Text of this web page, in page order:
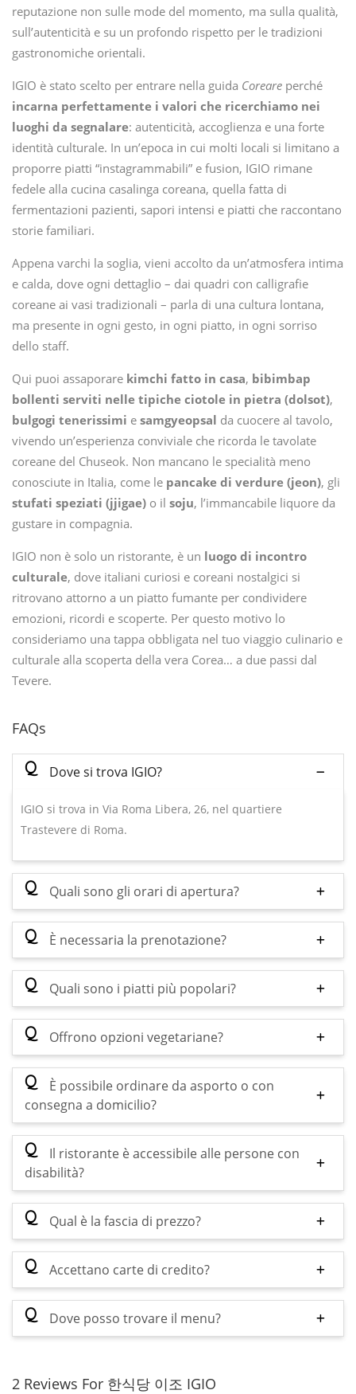
reputazione non sulle mode del momento, ma sulla qualità,
sull’autenticità e su un profondo rispetto per le tradizioni
gastronomiche orientali.
IGIO è stato scelto per entrare nella guida Coreare perché
incarna perfettamente i valori che ricerchiamo nei
luoghi da segnalare: autenticità, accoglienza e una forte
identità culturale. In un’epoca in cui molti locali si limitano a
proporre piatti “instagrammabili” e fusion, IGIO rimane
fedele alla cucina casalinga coreana, quella fatta di
fermentazioni pazienti, sapori intensi e piatti che raccontano
storie familiari.
Appena varchi la soglia, vieni accolto da un’atmosfera intima
e calda, dove ogni dettaglio – dai quadri con calligrafie
coreane ai vasi tradizionali – parla di una cultura lontana,
ma presente in ogni gesto, in ogni piatto, in ogni sorriso
dello staff.
Qui puoi assaporare kimchi fatto in casa, bibimbap
bollenti serviti nelle tipiche ciotole in pietra (dolsot),
bulgogi tenerissimi e samgyeopsal da cuocere al tavolo,
vivendo un’esperienza conviviale che ricorda le tavolate
coreane del Chuseok. Non mancano le specialità meno
conosciute in Italia, come le pancake di verdure (jeon), gli
stufati speziati (jjigae) o il soju, l’immancabile liquore da
gustare in compagnia.
IGIO non è solo un ristorante, è un luogo di incontro
culturale, dove italiani curiosi e coreani nostalgici si
ritrovano attorno a un piatto fumante per condividere
emozioni, ricordi e scoperte. Per questo motivo lo
consideriamo una tappa obbligata nel tuo viaggio culinario e
culturale alla scoperta della vera Corea… a due passi dal
Tevere.
FAQs
Q Dove si trova IGIO?
IGIO si trova in Via Roma Libera, 26, nel quartiere
Trastevere di Roma.
Q Quali sono gli orari di apertura?
Q È necessaria la prenotazione?
Q Quali sono i piatti più popolari?
Q Offrono opzioni vegetariane?
Q
È possibile ordinare da asporto o con
consegna a domicilio?
Q
Il ristorante è accessibile alle persone con
disabilità?
Q Qual è la fascia di prezzo?
Q Accettano carte di credito?
Q Dove posso trovare il menu?
2 Reviews For 한식당 이조 IGIO